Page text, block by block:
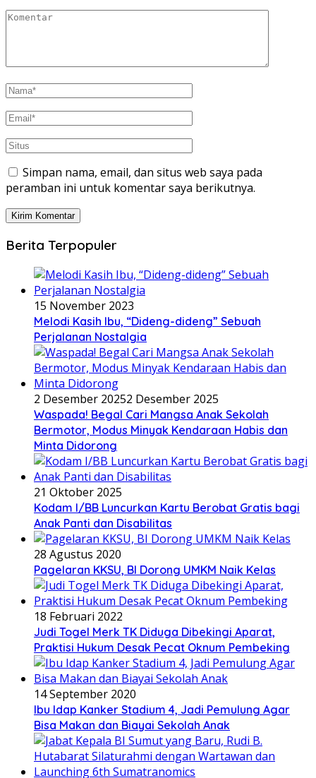
Simpan nama, email, dan situs web saya pada
peramban ini untuk komentar saya berikutnya.
Berita Terpopuler
15 November 2023
Melodi Kasih Ibu, “Dideng-dideng” Sebuah
Perjalanan Nostalgia
2 Desember 20252 Desember 2025
Waspada! Begal Cari Mangsa Anak Sekolah
Bermotor, Modus Minyak Kendaraan Habis dan
Minta Didorong
21 Oktober 2025
Kodam I/BB Luncurkan Kartu Berobat Gratis bagi
Anak Panti dan Disabilitas
28 Agustus 2020
Pagelaran KKSU, BI Dorong UMKM Naik Kelas
18 Februari 2022
Judi Togel Merk TK Diduga Dibekingi Aparat,
Praktisi Hukum Desak Pecat Oknum Pembeking
14 September 2020
Ibu Idap Kanker Stadium 4, Jadi Pemulung Agar
Bisa Makan dan Biayai Sekolah Anak